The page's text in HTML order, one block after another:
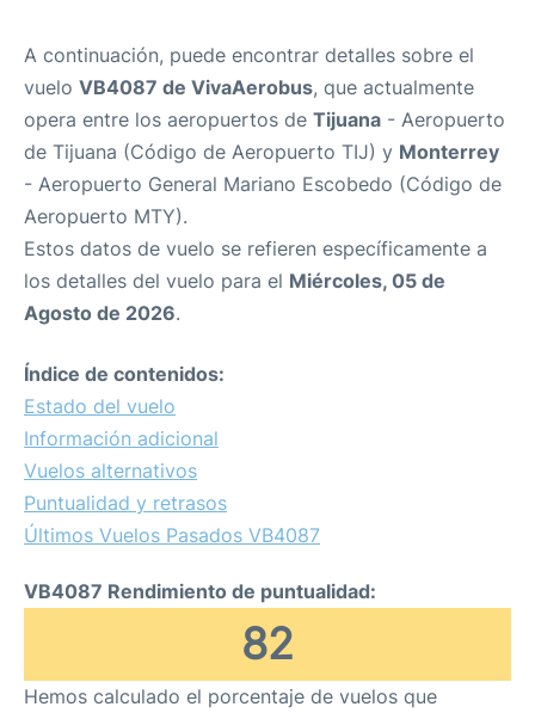
A continuación, puede encontrar detalles sobre el
vuelo VB4087 de VivaAerobus, que actualmente
opera entre los aeropuertos de Tijuana - Aeropuerto
de Tijuana (Código de Aeropuerto TIJ) y Monterrey
- Aeropuerto General Mariano Escobedo (Código de
Aeropuerto MTY).
Estos datos de vuelo se refieren específicamente a
los detalles del vuelo para el Miércoles, 05 de
Agosto de 2026.
Índice de contenidos:
Estado del vuelo
Información adicional
Vuelos alternativos
Puntualidad y retrasos
Últimos Vuelos Pasados VB4087
VB4087 Rendimiento de puntualidad:
82
Hemos calculado el porcentaje de vuelos que